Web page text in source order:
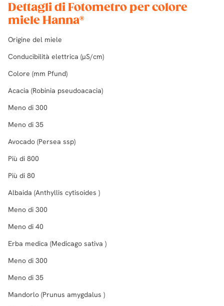
Dettagli di Fotometro per colore
miele Hanna®
Origine del miele
Conducibilità elettrica (µS/cm)
Colore (mm Pfund)
Acacia (Robinia pseudoacacia)
Meno di 300
Meno di 35
Avocado (Persea ssp)
Più di 800
Più di 80
Albaida (Anthyllis cytisoides )
Meno di 300
Meno di 40
Erba medica (Medicago sativa )
Meno di 300
Meno di 35
Mandorlo (Prunus amygdalus )